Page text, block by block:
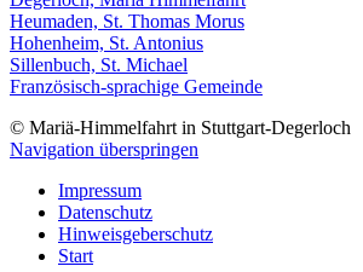
Heumaden, St. Thomas Morus
Hohenheim, St. Antonius
Sillenbuch, St. Michael
Französisch-sprachige Gemeinde
© Mariä-Himmelfahrt in Stuttgart-Degerloch
Navigation überspringen
Impressum
Datenschutz
Hinweisgeberschutz
Start